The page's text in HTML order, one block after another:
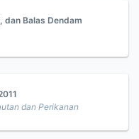
dan Balas Dendam
dan Perikanan